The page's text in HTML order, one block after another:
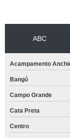
ABC
Acampamento
Bangú
Campo Grande
Cata Preta
Centro